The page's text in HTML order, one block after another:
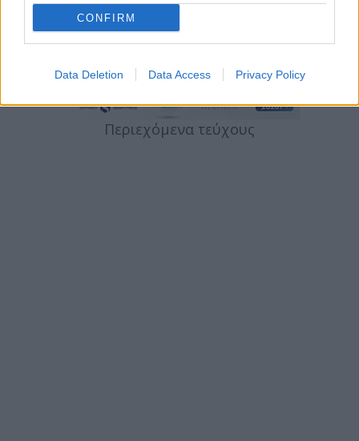
CONFIRM
Data Deletion Data Access Privacy Policy
Περιεχόμενα τεύχους